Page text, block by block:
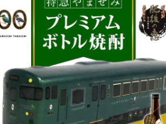
特急やませみ プレミアムボトル 500ml
箱入
¥3,300